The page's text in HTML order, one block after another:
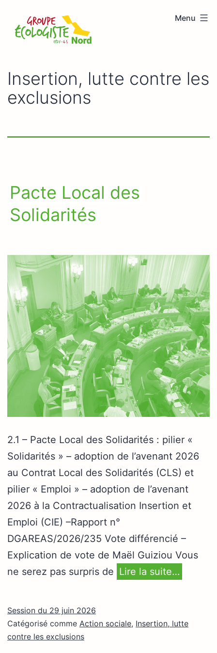
contenu
Groupe
Menu
Insertion, lutte contre les
exclusions
Pacte Local des
Solidarités
2.1 – Pacte Local des Solidarités : pilier «
Solidarités » – adoption de l’avenant 2026
au Contrat Local des Solidarités (CLS) et
pilier « Emploi » – adoption de l’avenant
2026 à la Contractualisation Insertion et
Emploi (CIE) –Rapport n°
DGAREAS/2026/235 Vote différencié –
Explication de vote de Maël Guiziou Vous
ne serez pas surpris de Lire la suite…
Session du 29 juin 2026
Catégorisé comme Action sociale, Insertion, lutte
contre les exclusions